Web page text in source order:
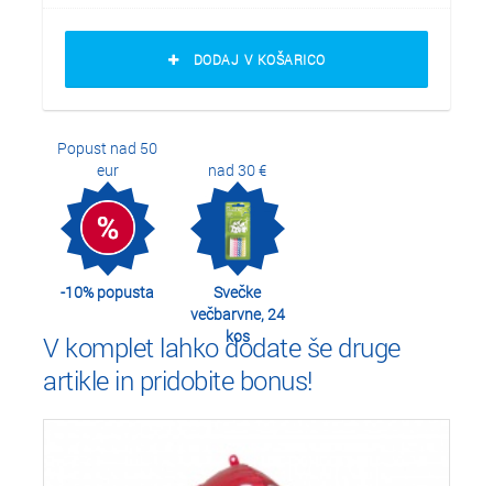
DODAJ V KOŠARICO
Popust nad 50
eur
-10% popusta
nad 30 €
Svečke
večbarvne, 24
kos
V komplet lahko dodate še druge
artikle in pridobite bonus!